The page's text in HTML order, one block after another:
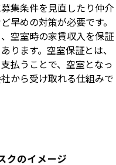
集条件を見直したり仲介
早めの対策が必要です。
空室時の家賃収入を保証
ります。空室保証とは、
払うことで、空室となっ
から受け取れる仕組みで